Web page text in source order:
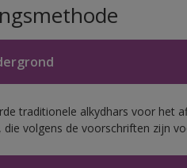
traditionele alkydhars voor het
die volgens de voorschriften zijn